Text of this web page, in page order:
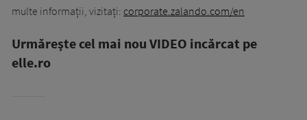
multe informații, vizitați: corporate.zalando.com/en
Urmăreşte cel mai nou VIDEO incărcat pe
elle.ro